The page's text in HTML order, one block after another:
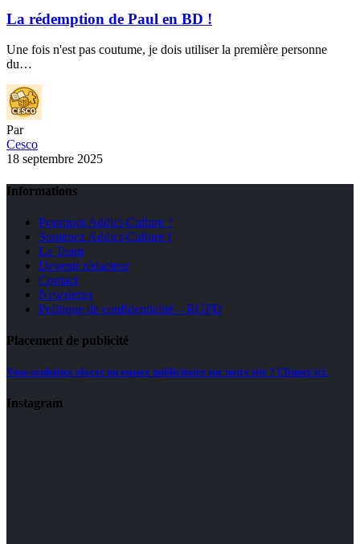
La rédemption de Paul en BD !
Une fois n'est pas coutume, je dois utiliser la première personne
du…
Par
Cesco
18 septembre 2025
Informations
Pourquoi Addict-Culture ?
Soutenez Addict-Culture !
La Team
Devenir rédacteur
Contact
Newsletter
Politique de confidentialité – RGPD
Placement de publicité
Vous souhaitez placer un espace publicitaire sur notre site ? Cliquez ici.
Instagram